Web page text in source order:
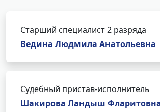
Старший специалист 2 разряда
Ведина Людмила Анатольевна
Судебный пристав-исполнитель
Шакирова Ландыш